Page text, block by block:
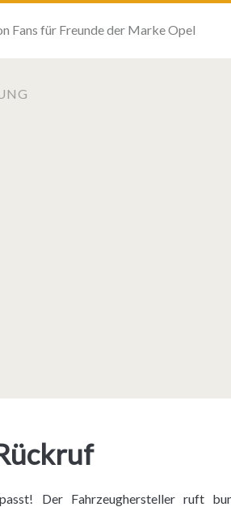
Fans für Freunde der Marke Opel
Der Fahrzeughersteller ruft